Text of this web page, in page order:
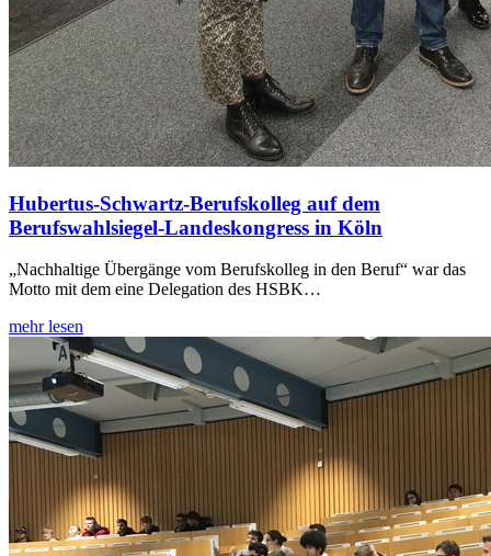
Hubertus-Schwartz-Berufskolleg auf dem
Berufswahlsiegel-Landeskongress in Köln
„Nachhaltige Übergänge vom Berufskolleg in den Beruf“ war das
Motto mit dem eine Delegation des HSBK…
mehr lesen